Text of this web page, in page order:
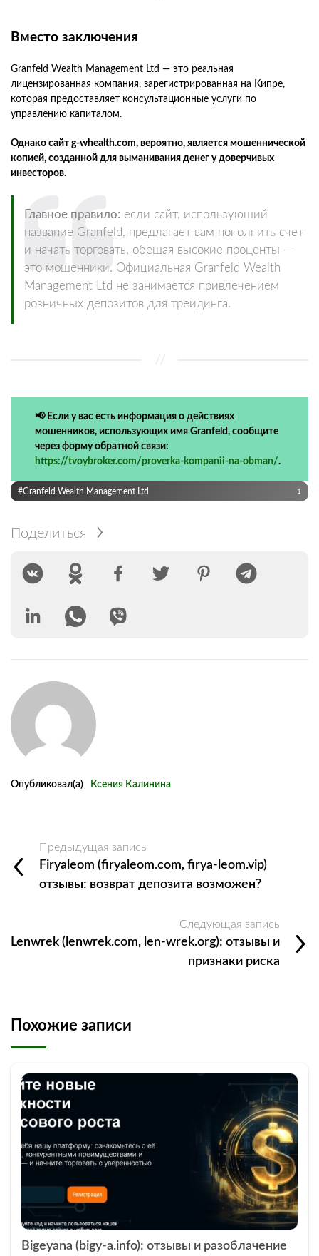
Вместо заключения
Granfeld Wealth Management Ltd — это реальная
лицензированная компания, зарегистрированная на Кипре,
которая предоставляет консультационные услуги по
управлению капиталом.
Однако сайт g-whealth.com, вероятно, является мошеннической
копией, созданной для выманивания денег у доверчивых
инвесторов.
Главное правило: если сайт, использующий
название Granfeld, предлагает вам пополнить счет
и начать торговать, обещая высокие проценты —
это мошенники. Официальная Granfeld Wealth
Management Ltd не занимается привлечением
розничных депозитов для трейдинга.
📢 Если у вас есть информация о действиях
мошенников, использующих имя Granfeld, сообщите
через форму обратной связи:
https://tvoybroker.com/proverka-kompanii-na-obman/.
#Granfeld Wealth Management Ltd 1
Поделиться
Опубликовал(а) Ксения Калинина
Предыдущая запись
Firyaleom (firyaleom.com, firya-leom.vip)
отзывы: возврат депозита возможен?
Следующая запись
Lenwrek (lenwrek.com, len-wrek.org): отзывы и
признаки риска
Похожие записи
Bigeyana (bigy-a.info): отзывы и разоблачение